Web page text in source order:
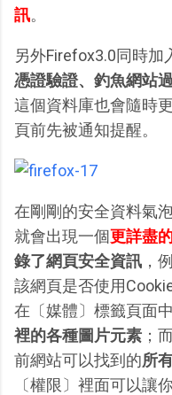
訊。
另外Firefox3.0同時
憑證驗證、釣魚網站
這個資料庫也會隨時
頁前先被通知提醒。
在剛剛的安全資料氣
就會出現一個更詳盡
錄了網頁安全資訊 ，
該網頁是否使用
在〔媒體〕標籤頁面
裡的各種圖片元素 ；
前網站可以找到的所
〔權限〕裡面可以讓